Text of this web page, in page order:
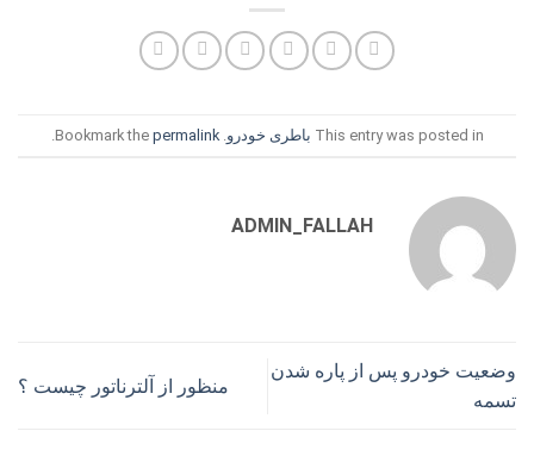
This entry was posted in باطری خودرو . Bookmark the
permalink
ADMIN_FALLAH
وضعیت خودرو پس از پاره شدن
تسمه
منظور از آلترناتور چیست ؟